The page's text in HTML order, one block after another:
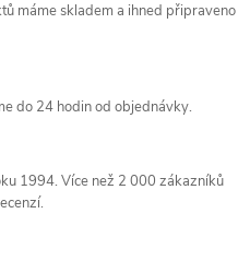
máme skladem a ihned připraveno
do 24 hodin od objednávky.
1994. Více než 2 000 zákazníků